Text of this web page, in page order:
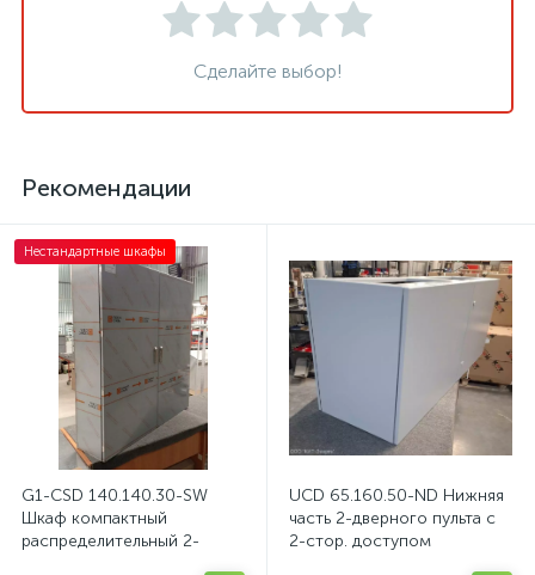
Сделайте выбор!
Рекомендации
Нестандартные шкафы
G1-CSD 140.140.30-SW
Шкаф компактный
распределительный 2-
UCD 65.160.50-ND Нижняя
часть 2-дверного пульта с
2-стор. доступом